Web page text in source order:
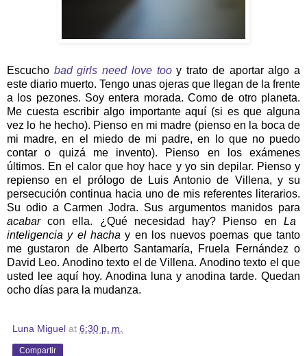
Escucho bad girls need love too y trato de aportar algo a
este diario muerto. Tengo unas ojeras que llegan de la frente
a los pezones. Soy entera morada. Como de otro planeta.
Me cuesta escribir algo importante aquí (si es que alguna
vez lo he hecho). Pienso en mi madre (pienso en la boca de
mi madre, en el miedo de mi padre, en lo que no puedo
contar o quizá me invento). Pienso en los exámenes
últimos. En el calor que hoy hace y yo sin depilar. Pienso y
repienso en el prólogo de Luis Antonio de Villena, y su
persecución continua hacia uno de mis referentes literarios.
Su odio a Carmen Jodra. Sus argumentos manidos para
acabarcon ella. ¿Qué necesidad hay? Pienso en La
inteligencia y el hacha y en los nuevos poemas que tanto
me gustaron de Alberto Santamaría, Fruela Fernández o
David Leo. Anodino texto el de Villena. Anodino texto el que
usted lee aquí hoy. Anodina luna y anodina tarde. Quedan
ocho días para la mudanza.
Luna Miguel at 6:30 p. m.
Compartir